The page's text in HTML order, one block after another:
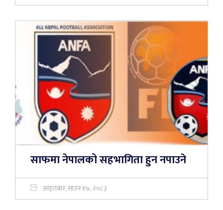
साफमा नेपालको सहभागिता हुन नपाउने
आइतबार, साउन १७, २०८३